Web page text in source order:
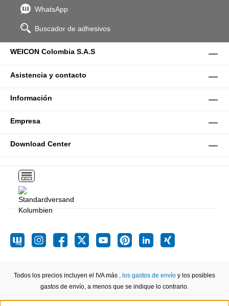
WhatsApp
Buscador de adhesivos
WEICON Colombia S.A.S
Asistencia y contacto
Información
Empresa
Download Center
Todos los precios incluyen el IVA más , los gastos de envío y los posibles
gastos de envío, a menos que se indique lo contrario.